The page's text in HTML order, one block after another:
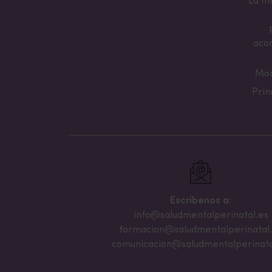
Escribenos a:
info@saludmentalperinatal.es